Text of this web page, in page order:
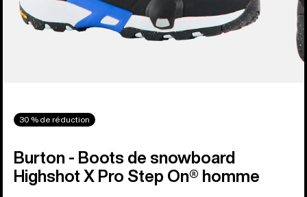
30 % de réduction
Burton - Boots de snowboard
Highshot X Pro Step On® homme